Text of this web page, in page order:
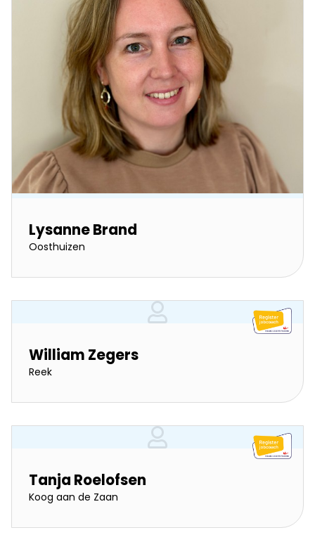
Lysanne Brand
Oosthuizen
William Zegers
Reek
Tanja Roelofsen
Koog aan de Zaan